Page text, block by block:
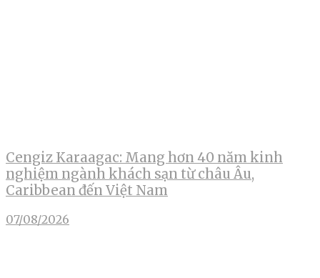
Cengiz Karaagac: Mang hơn 40 năm kinh
nghiệm ngành khách sạn từ châu Âu,
Caribbean đến Việt Nam
07/08/2026